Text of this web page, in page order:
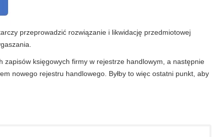
przeprowadzić rozwiązanie i likwidację przedmiotowej
zapisów księgowych firmy w rejestrze handlowym, a następnie
nowego rejestru handlowego. Byłby to więc ostatni punkt, aby